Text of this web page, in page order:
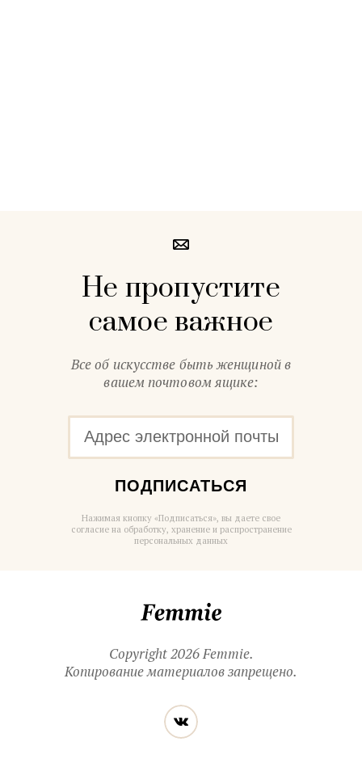
Не пропустите
самое важное
Все об искусстве быть женщиной в
вашем почтовом ящике:
ПОДПИСАТЬСЯ
Нажимая кнопку «Подписаться», вы даете свое
согласие на обработку, хранение и распространение
персональных данных
Copyright 2026 Femmie.
Копирование материалов запрещено.
Читайте
нас
в социальных